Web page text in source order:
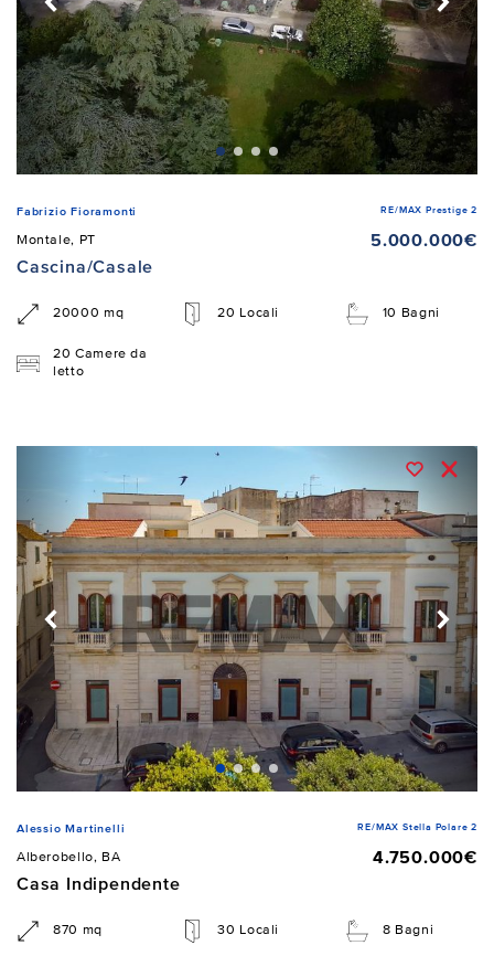
Fabrizio Fioramonti RE/MAX Prestige 2
Montale, PT
5.000.000€
Cascina/Casale
20000 mq 20 Locali 10 Bagni
20 Camere da
letto
Alessio Martinelli RE/MAX Stella Polare 2
Alberobello, BA
4.750.000€
Casa Indipendente
870 mq 30 Locali 8 Bagni